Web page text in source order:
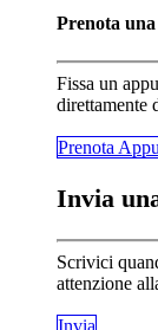
Prenota
Fissa un
direttamente
Prenota
Invia
Scrivici
attenzione